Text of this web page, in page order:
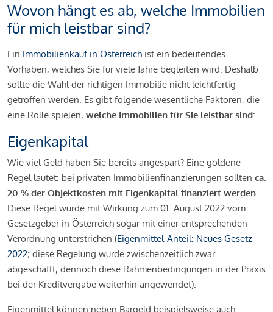
Wovon hängt es ab, welche Immobilien
für mich leistbar sind?
Ein Immobilienkauf in Österreich ist ein bedeutendes
Vorhaben, welches Sie für viele Jahre begleiten wird. Deshalb
sollte die Wahl der richtigen Immobilie nicht leichtfertig
getroffen werden. Es gibt folgende wesentliche Faktoren, die
eine Rolle spielen, welche Immobilien für Sie leistbar sind:
Eigenkapital
Wie viel Geld haben Sie bereits angespart? Eine goldene
Regel lautet: bei privaten Immobilienfinanzierungen sollten ca.
20 % der Objektkosten mit Eigenkapital finanziert werden.
Diese Regel wurde mit Wirkung zum 01. August 2022 vom
Gesetzgeber in Österreich sogar mit einer entsprechenden
Verordnung unterstrichen (Eigenmittel-Anteil: Neues Gesetz
2022; diese Regelung wurde zwischenzeitlich zwar
abgeschafft, dennoch diese Rahmenbedingungen in der Praxis
bei der Kreditvergabe weiterhin angewendet).
Eigenmittel können neben Bargeld beispielsweise auch